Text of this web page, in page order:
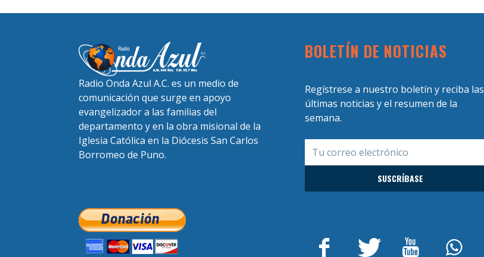
Radio Onda Azul A.C. es un medio de
comunicación que surge en apoyo
evangelizador a las familias del
departamento y en la obra misional de la
Iglesia Católica en la Diócesis San Carlos
Borromeo de Puno.
BOLETÍN DE NOTICIAS
Regístrese a nuestro boletín y reciba las
últimas noticias y el resumen de la
semana.